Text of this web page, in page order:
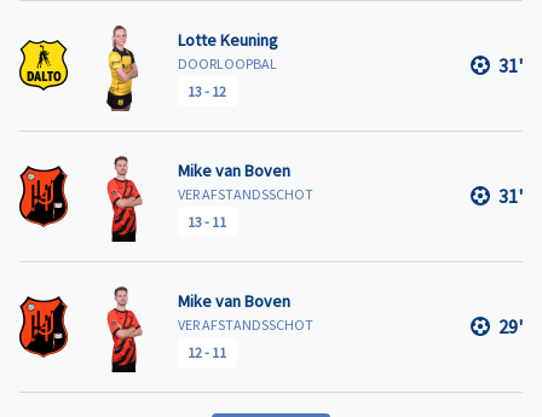
Lotte Keuning
DOORLOOPBAL
13- 12
31'
Mike van Boven
VER AFSTANDSSCHOT
13- 11
31'
Mike van Boven
VER AFSTANDSSCHOT
12- 11
29'